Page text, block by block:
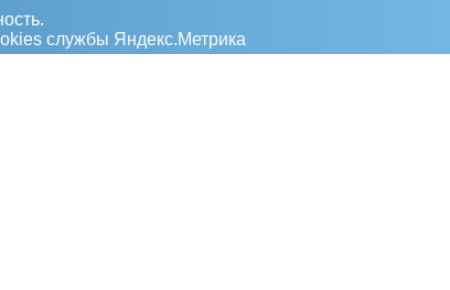
службы Яндекс.Метрика
камень с табличкой "Этот камень